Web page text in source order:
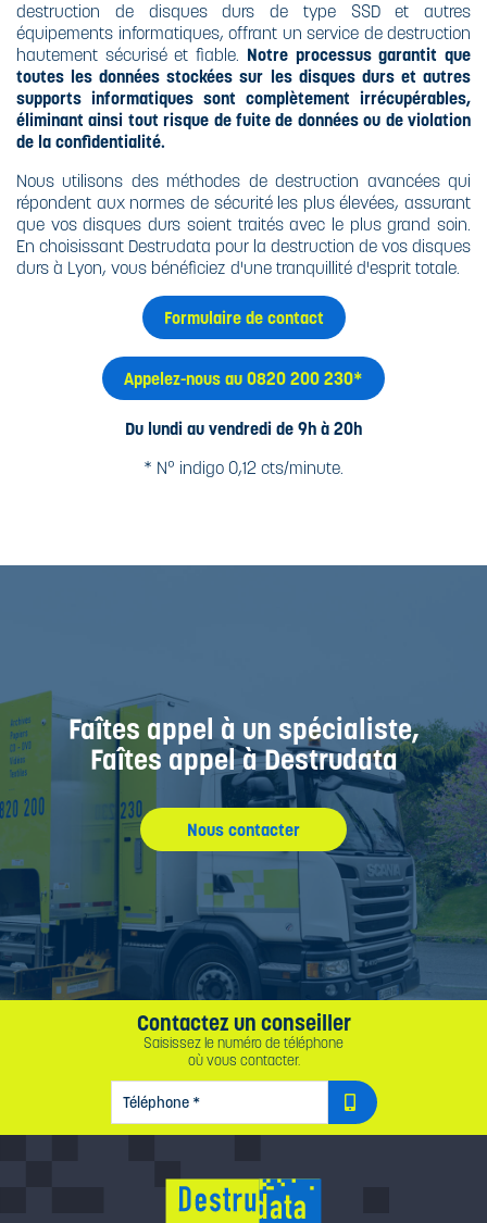
destruction de disques durs de type SSD et autres
équipements informatiques, offrant un service de destruction
hautement sécurisé et fiable. Notre processus garantit que
toutes les données stockées sur les disques durs et autres
supports informatiques sont complètement irrécupérables,
éliminant ainsi tout risque de fuite de données ou de violation
de la confidentialité.
Nous utilisons des méthodes de destruction avancées qui
répondent aux normes de sécurité les plus élevées, assurant
que vos disques durs soient traités avec le plus grand soin.
En choisissant Destrudata pour la destruction de vos disques
durs à Lyon, vous bénéficiez d'une tranquillité d'esprit totale.
Formulaire de contact
Appelez-nous au 0820 200 230*
Du lundi au vendredi de 9h à 20h
* N° indigo 0,12 cts/minute.
Faîtes appel à un spécialiste,
Faîtes appel à Destrudata
Nous contacter
Contactez un conseiller
Saisissez le numéro de téléphone
où vous contacter.
TÉLÉPHONE*